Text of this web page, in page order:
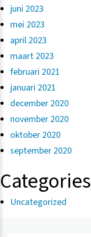
juni 2023
mei 2023
april 2023
maart 2023
februari 2021
januari 2021
december 2020
november 2020
oktober 2020
september 2020
Categories
Uncategorized